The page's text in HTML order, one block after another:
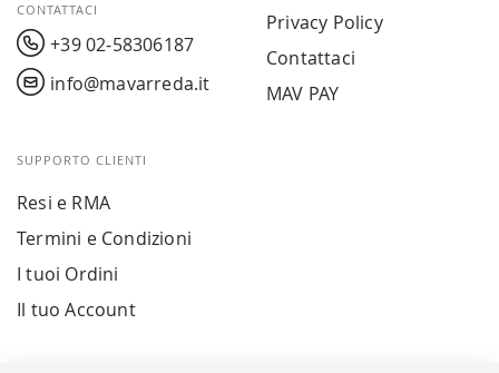
CONTATTACI
+39 02-58306187
info@mavarreda.it
Privacy Policy
Contattaci
MAV PAY
SUPPORTO CLIENTI
Resi e RMA
Termini e Condizioni
I tuoi Ordini
Il tuo Account